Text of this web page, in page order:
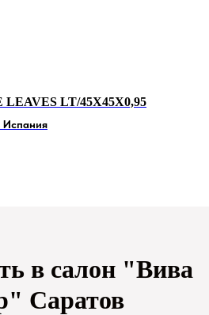
LT/45X45X0,95
Испания
в салон "Вива
Саратов